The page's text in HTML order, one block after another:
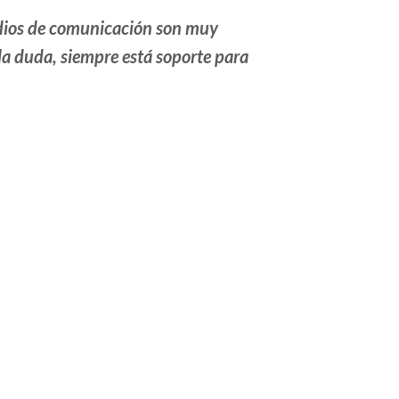
de comunicación son muy
duda, siempre está soporte para